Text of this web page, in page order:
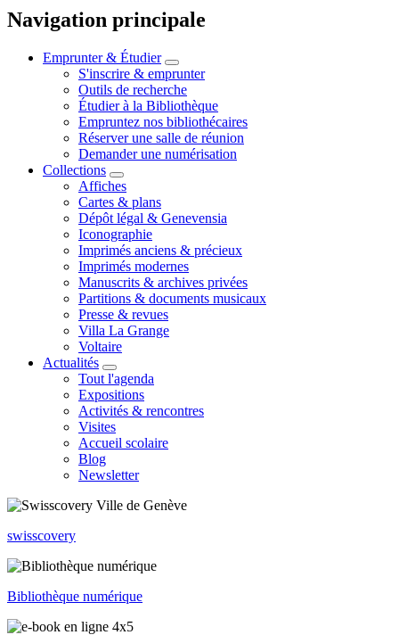
Navigation principale
Emprunter & Étudier
S'inscrire & emprunter
Outils de recherche
Étudier à la Bibliothèque
Empruntez nos bibliothécaires
Réserver une salle de réunion
Demander une numérisation
Collections
Affiches
Cartes & plans
Dépôt légal & Genevensia
Iconographie
Imprimés anciens & précieux
Imprimés modernes
Manuscrits & archives privées
Partitions & documents musicaux
Presse & revues
Villa La Grange
Voltaire
Actualités
Tout l'agenda
Expositions
Activités & rencontres
Visites
Accueil scolaire
Blog
Newsletter
swisscovery
Bibliothèque numérique